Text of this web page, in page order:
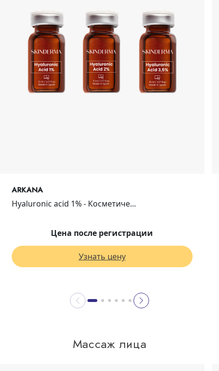
ARKANA
Hyaluronic acid 1% - Косметиче...
Цена после регистрации
Узнать цену
Массаж лица